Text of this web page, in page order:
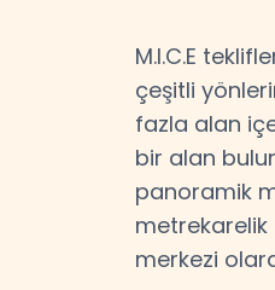
M.I.C.E
çeşitli
fazla alan
bir alan
panoramik
merkezi